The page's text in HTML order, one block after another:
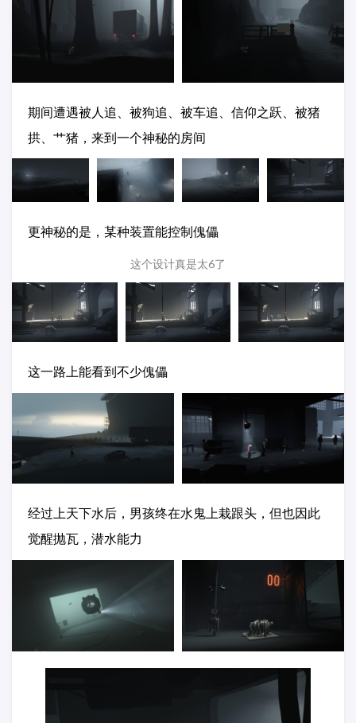
期间遭遇被人追、被狗追、被车追、信仰之跃、被猪
拱、艹猪，来到一个神秘的房间
更神秘的是，某种装置能控制傀儡
这个设计真是太6了
这一路上能看到不少傀儡
经过上天下水后，男孩终在水鬼上栽跟头，但也因此
觉醒抛瓦，潜水能力